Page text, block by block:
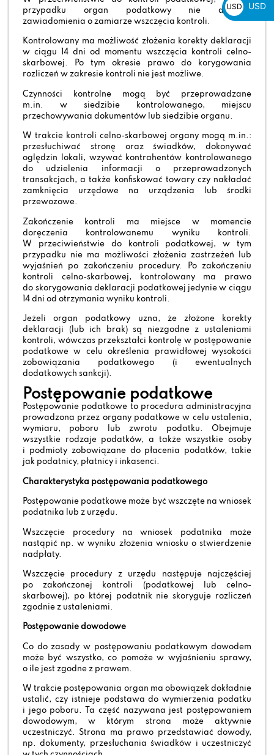
przypadku organ podatkowy nie doręcza
zawiadomienia o zamiarze wszczęcia kontroli.
Kontrolowany ma możliwość złożenia korekty deklaracji
w ciągu 14 dni od momentu wszczęcia kontroli celno-
skarbowej. Po tym okresie prawo do korygowania
rozliczeń w zakresie kontroli nie jest możliwe.
Czynności kontrolne mogą być przeprowadzane
m.in. w siedzibie kontrolowanego, miejscu
przechowywania dokumentów lub siedzibie organu.
W trakcie kontroli celno-skarbowej organy mogą m.in.:
przesłuchiwać stronę oraz świadków, dokonywać
oględzin lokali, wzywać kontrahentów kontrolowanego
do udzielenia informacji o przeprowadzonych
transakcjach, a także konfiskować towary czy nakładać
zamknięcia urzędowe na urządzenia lub środki
przewozowe.
Zakończenie kontroli ma miejsce w momencie
doręczenia kontrolowanemu wyniku kontroli.
W przeciwieństwie do kontroli podatkowej, w tym
przypadku nie ma możliwości złożenia zastrzeżeń lub
wyjaśnień po zakończeniu procedury. Po zakończeniu
kontroli celno-skarbowej, kontrolowany ma prawo
do skorygowania deklaracji podatkowej jedynie w ciągu
14 dni od otrzymania wyniku kontroli.
Jeżeli organ podatkowy uzna, że złożone korekty
deklaracji (lub ich brak) są niezgodne z ustaleniami
kontroli, wówczas przekształci kontrolę w postępowanie
podatkowe w celu określenia prawidłowej wysokości
zobowiązania podatkowego (i ewentualnych
dodatkowych sankcji).
Postępowanie podatkowe
Postępowanie podatkowe to procedura administracyjna
prowadzona przez organy podatkowe w celu ustalenia,
wymiaru, poboru lub zwrotu podatku. Obejmuje
wszystkie rodzaje podatków, a także wszystkie osoby
i podmioty zobowiązane do płacenia podatków, takie
jak podatnicy, płatnicy i inkasenci.
Charakterystyka postępowania podatkowego
Postępowanie podatkowe może być wszczęte na wniosek
podatnika lub z urzędu.
Wszczęcie procedury na wniosek podatnika może
nastąpić np. w wyniku złożenia wniosku o stwierdzenie
nadpłaty.
Wszczęcie procedury z urzędu następuje najczęściej
po zakończonej kontroli (podatkowej lub celno-
skarbowej), po której podatnik nie skoryguje rozliczeń
zgodnie z ustaleniami.
Postępowanie dowodowe
Co do zasady w postępowaniu podatkowym dowodem
może być wszystko, co pomoże w wyjaśnieniu sprawy,
o ile jest zgodne z prawem.
W trakcie postępowania organ ma obowiązek dokładnie
ustalić, czy istnieje podstawa do wymierzenia podatku
i jego poboru. Ta część nazywana jest postępowaniem
dowodowym, w którym strona może aktywnie
uczestniczyć. Strona ma prawo przedstawiać dowody,
np. dokumenty, przesłuchania świadków i uczestniczyć
USD
$
USD